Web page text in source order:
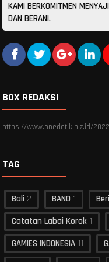
KAMI BERKOMITMEN
DAN BERANI.
BOX REDAKSI
https://www.onedetik.biz.id/
TAG
Bali 2 BAND 1
Catatan Labai Korok 1
GAMIES INDONESIA 11